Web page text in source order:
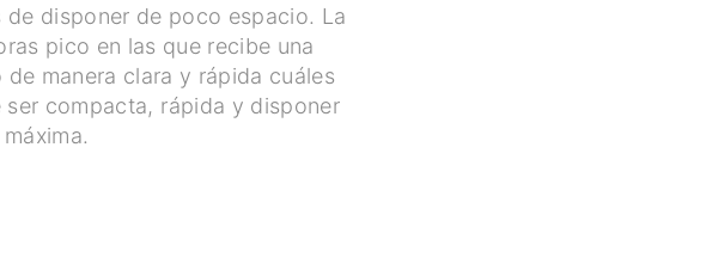
disponer de poco espacio. La
pico en las que recibe una
manera clara y rápida cuáles
ser compacta, rápida y disponer